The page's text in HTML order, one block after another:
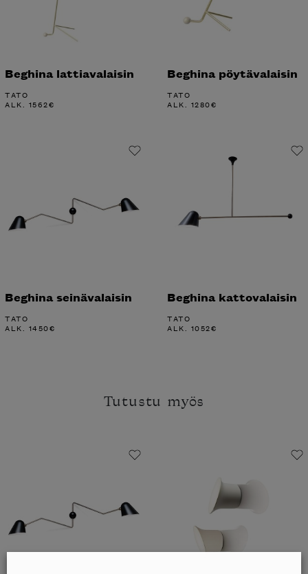
Beghina lattiavalaisin
TATO
ALK. 1562€
Beghina pöytävalaisin
TATO
ALK. 1280€
Beghina seinävalaisin
TATO
ALK. 1450€
Beghina kattovalaisin
TATO
ALK. 1052€
Tutustu myös